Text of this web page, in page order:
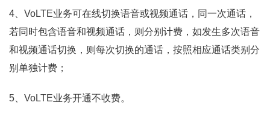
4、VoLTE业务可在线切换语音或视频通话，同一次通话，
若同时包含语音和视频通话，则分别计费，如发生多次语音
和视频通话切换，则每次切换的通话，按照相应通话类别分
别单独计费；
5、VoLTE业务开通不收费。